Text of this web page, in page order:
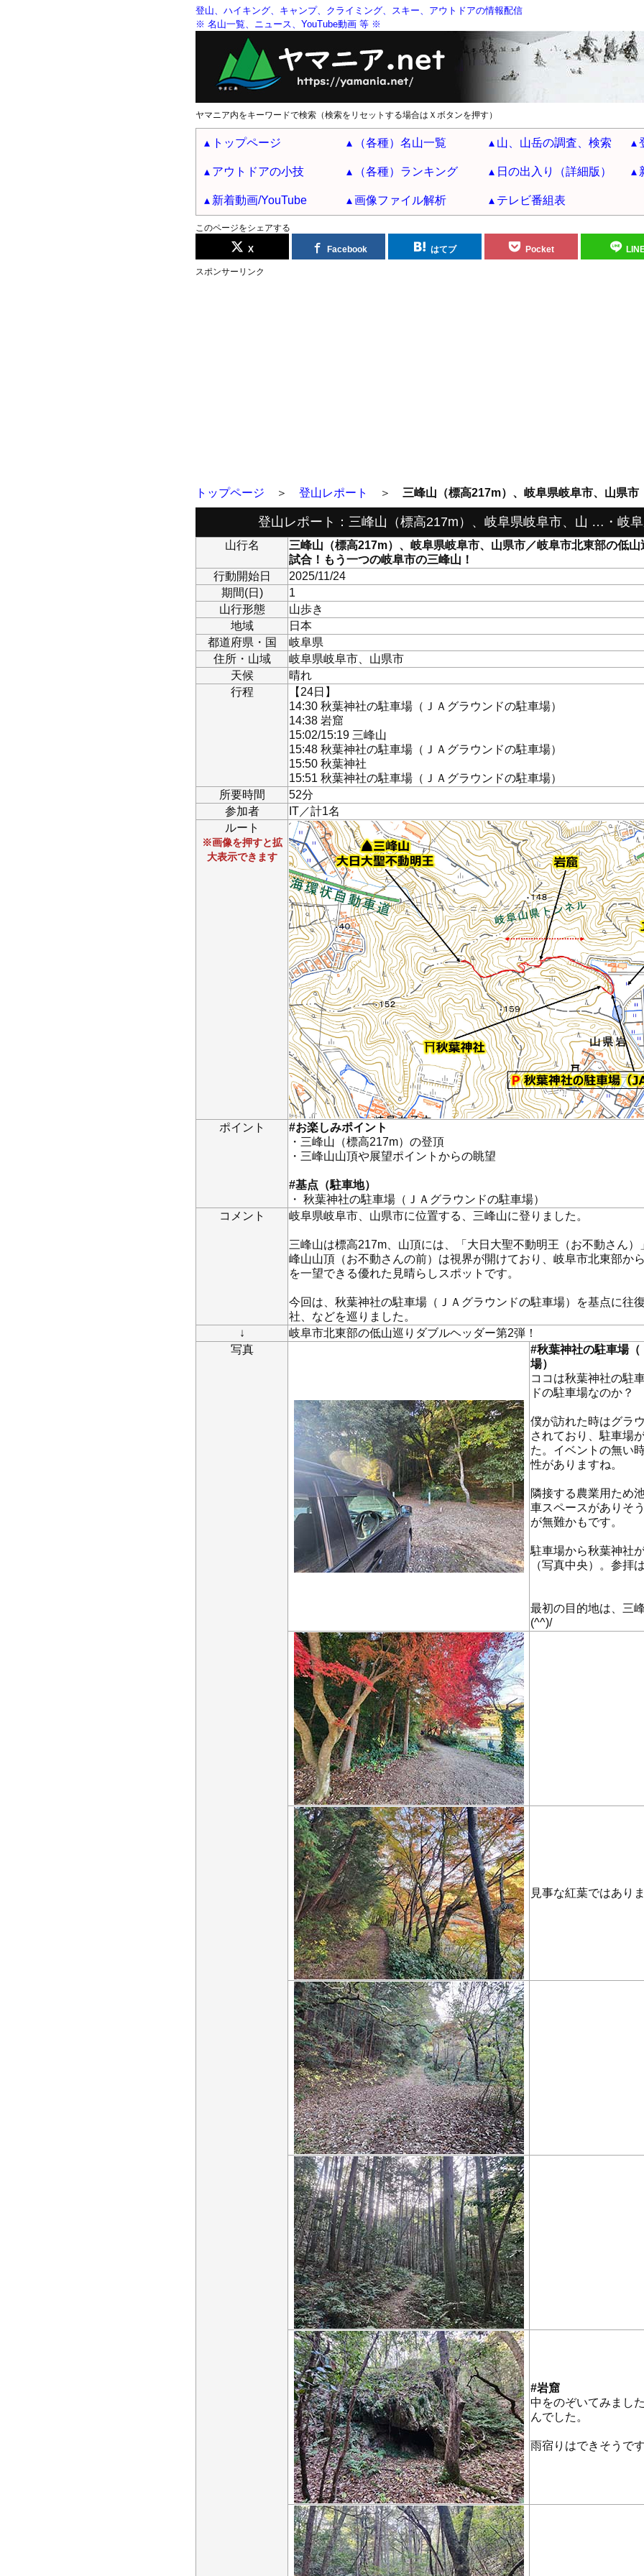
登山、ハイキング、キャンプ、クライミング、スキー、アウトドアの情報配信
※ 名山一覧、ニュース、YouTube動画 等 ※
ヤマニア内をキーワードで検索（検索をリセットする場合はＸボタンを押す）
トップページ （各種）名山一覧 山、山岳の調査、検索
アウトドアの小技 （各種）ランキング 日の出入り（詳細版）
新着動画/YouTube 画像ファイル解析 テレビ番組表
このページをシェアする
X Facebook はてブ Pocket
スポンサーリンク
トップページ ＞ 登山レポート ＞ 三峰山（標高217m）、岐阜県岐阜市、山県市
登山レポート：三峰山（標高217m）、岐阜県岐阜市、山 …・岐阜
山行名
三峰山（標高217m）、岐阜県岐阜市、山県市／岐阜市北東部の低
試合！もう一つの岐阜市の三峰山！
行動開始日
2025/11/24
期間(日)
1
山行形態
山歩き
地域
日本
都道府県・国
岐阜県
住所・山域
岐阜県岐阜市、山県市
天候
晴れ
行程
【24日】
14:30 秋葉神社の駐車場（ＪＡグラウンドの駐車場）
14:38 岩窟
15:02/15:19 三峰山
15:48 秋葉神社の駐車場（ＪＡグラウンドの駐車場）
15:50 秋葉神社
15:51 秋葉神社の駐車場（ＪＡグラウンドの駐車場）
所要時間
52分
参加者
IT／計1名
ルート
※画像を押すと拡
大表示できます
ポイント
#お楽しみポイント
・三峰山（標高217m）の登頂
・三峰山山頂や展望ポイントからの眺望
#基点（駐車地）
・ 秋葉神社の駐車場（ＪＡグラウンドの駐車場）
コメント
岐阜県岐阜市、山県市に位置する、三峰山に登りました。
三峰山は標高217m、山頂には、「大日大聖不動明王（お不動さん
峰山山頂（お不動さんの前）は視界が開けており、岐阜市北東部か
を一望できる優れた見晴らしスポットです。
今回は、秋葉神社の駐車場（ＪＡグラウンドの駐車場）を基点に往
社、などを巡りました。
↓
岐阜市北東部の低山巡りダブルヘッダー第2弾！
写真
#秋葉神社の駐車場
場）
ココは秋葉神社の駐
ドの駐車場なのか？
僕が訪れた時はグラ
されており、駐車場
た。イベントの無い
性がありますね。
隣接する農業用ため
車スペースがありそ
が無難かもです。
駐車場から秋葉神社
（写真中央）。参拝
最初の目的地は、三峰
(^^)/
見事な紅葉ではあり
#岩窟
中をのぞいてみまし
んでした。
雨宿りはできそうです